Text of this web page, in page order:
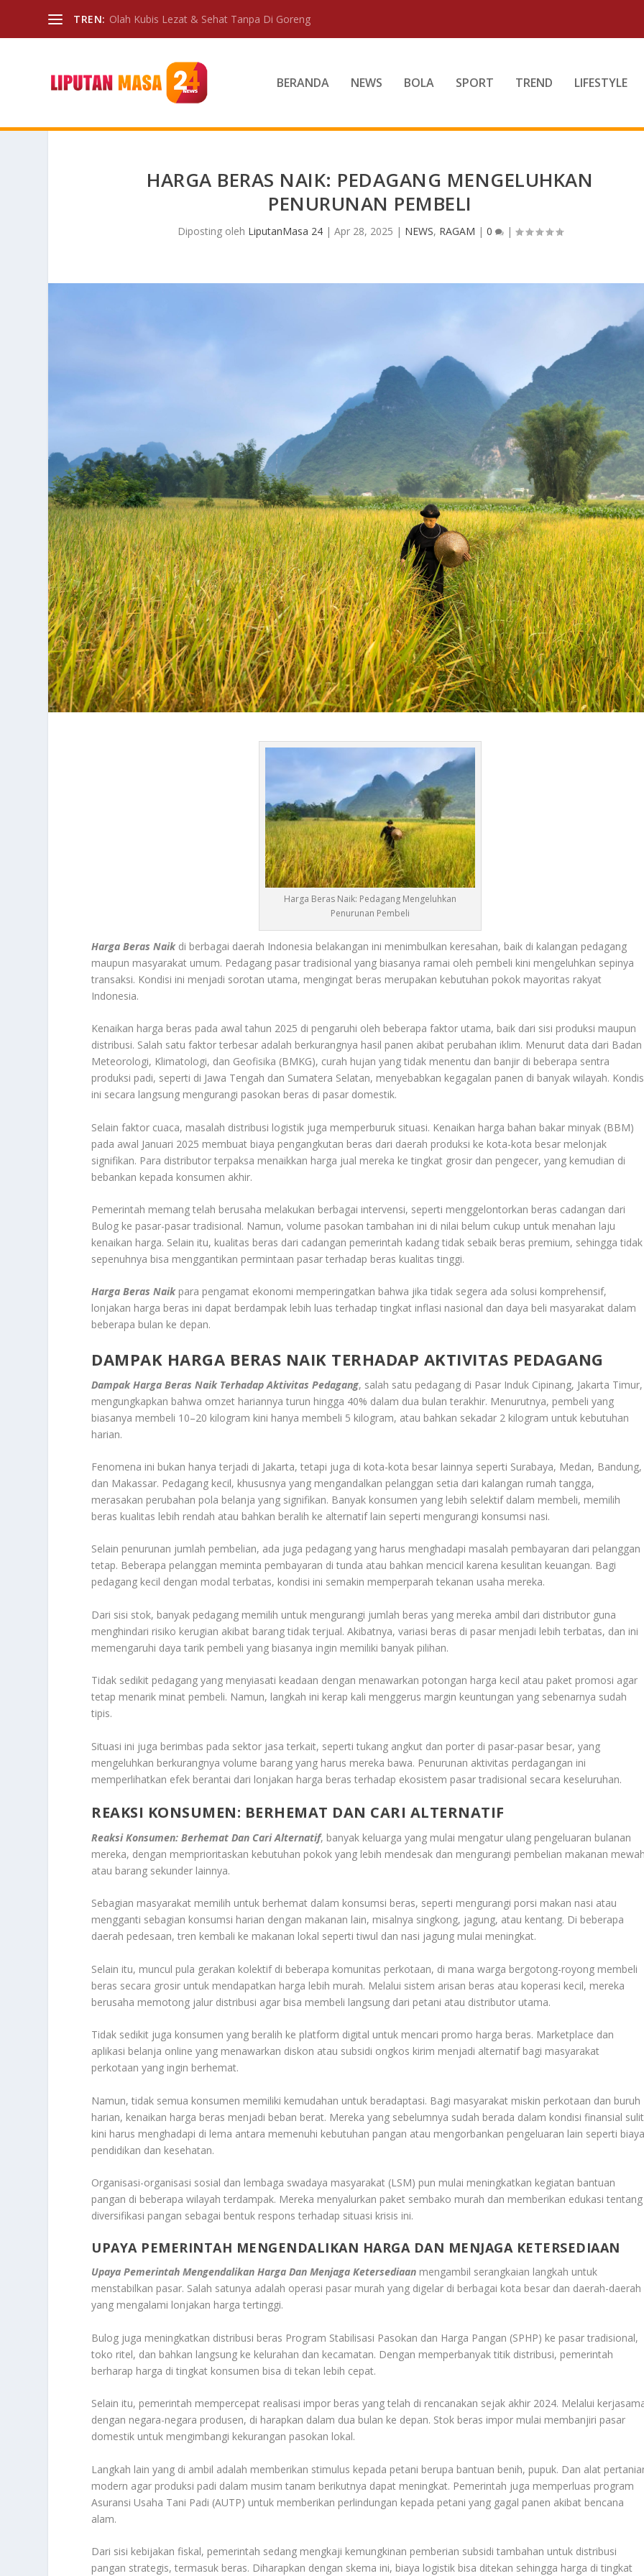
TREN: Olah Kubis Lezat & Sehat Tanpa Di Goreng
BERANDA NEWS BOLA SPORT TREND LIFESTYLE
HARGA BERAS NAIK: PEDAGANG MENGELUHKAN
PENURUNAN PEMBELI
Diposting oleh LiputanMasa 24| Apr 28, 2025 | NEWS, RAGAM | 0 |
Harga Beras Naik: Pedagang Mengeluhkan
Penurunan Pembeli
Harga Beras Naikdi berbagai daerah Indonesia belakangan ini menimbulkan keresahan, baik di kalangan pedagang
maupun masyarakat umum. Pedagang pasar tradisional yang biasanya ramai oleh pembeli kini mengeluhkan sepinya
transaksi. Kondisi ini menjadi sorotan utama, mengingat beras merupakan kebutuhan pokok mayoritas rakyat
Indonesia.
Kenaikan harga beras pada awal tahun 2025 di pengaruhi oleh beberapa faktor utama, baik dari sisi produksi maupun
distribusi. Salah satu faktor terbesar adalah berkurangnya hasil panen akibat perubahan iklim. Menurut data dari Badan
Meteorologi, Klimatologi, dan Geofisika (BMKG), curah hujan yang tidak menentu dan banjir di beberapa sentra
produksi padi, seperti di Jawa Tengah dan Sumatera Selatan, menyebabkan kegagalan panen di banyak wilayah.
ini secara langsung mengurangi pasokan beras di pasar domestik.
Selain faktor cuaca, masalah distribusi logistik juga memperburuk situasi. Kenaikan harga bahan bakar minyak (BBM)
pada awal Januari 2025 membuat biaya pengangkutan beras dari daerah produksi ke kota-kota besar melonjak
signifikan. Para distributor terpaksa menaikkan harga jual mereka ke tingkat grosir dan pengecer, yang kemudian di
bebankan kepada konsumen akhir.
Pemerintah memang telah berusaha melakukan berbagai intervensi, seperti menggelontorkan beras cadangan dari
Bulog ke pasar-pasar tradisional. Namun, volume pasokan tambahan ini di nilai belum cukup untuk menahan laju
kenaikan harga. Selain itu, kualitas beras dari cadangan pemerintah kadang tidak sebaik beras premium, sehingga tidak
sepenuhnya bisa menggantikan permintaan pasar terhadap beras kualitas tinggi.
Harga Beras Naik para pengamat ekonomi memperingatkan bahwa jika tidak segera ada solusi komprehensif,
lonjakan harga beras ini dapat berdampak lebih luas terhadap tingkat inflasi nasional dan daya beli masyarakat dalam
beberapa bulan ke depan.
DAMPAK HARGA BERAS NAIK TERHADAP AKTIVITAS PEDAGANG
Dampak Harga Beras Naik Terhadap Aktivitas Pedagang, salah satu pedagang di Pasar Induk Cipinang, Jakarta Timur,
mengungkapkan bahwa omzet hariannya turun hingga 40% dalam dua bulan terakhir. Menurutnya, pembeli yang
biasanya membeli 10–20 kilogram kini hanya membeli 5 kilogram, atau bahkan sekadar 2 kilogram untuk kebutuhan
harian.
Fenomena ini bukan hanya terjadi di Jakarta, tetapi juga di kota-kota besar lainnya seperti Surabaya, Medan, Bandung,
dan Makassar. Pedagang kecil, khususnya yang mengandalkan pelanggan setia dari kalangan rumah tangga,
merasakan perubahan pola belanja yang signifikan. Banyak konsumen yang lebih selektif dalam membeli, memilih
beras kualitas lebih rendah atau bahkan beralih ke alternatif lain seperti mengurangi konsumsi nasi.
Selain penurunan jumlah pembelian, ada juga pedagang yang harus menghadapi masalah pembayaran dari pelanggan
tetap. Beberapa pelanggan meminta pembayaran di tunda atau bahkan mencicil karena kesulitan keuangan. Bagi
pedagang kecil dengan modal terbatas, kondisi ini semakin memperparah tekanan usaha mereka.
Dari sisi stok, banyak pedagang memilih untuk mengurangi jumlah beras yang mereka ambil dari distributor guna
menghindari risiko kerugian akibat barang tidak terjual. Akibatnya, variasi beras di pasar menjadi lebih terbatas, dan ini
memengaruhi daya tarik pembeli yang biasanya ingin memiliki banyak pilihan.
Tidak sedikit pedagang yang menyiasati keadaan dengan menawarkan potongan harga kecil atau paket promosi agar
tetap menarik minat pembeli. Namun, langkah ini kerap kali menggerus margin keuntungan yang sebenarnya sudah
tipis.
Situasi ini juga berimbas pada sektor jasa terkait, seperti tukang angkut dan porter di pasar-pasar besar, yang
mengeluhkan berkurangnya volume barang yang harus mereka bawa. Penurunan aktivitas perdagangan ini
memperlihatkan efek berantai dari lonjakan harga beras terhadap ekosistem pasar tradisional secara keseluruhan.
REAKSI KONSUMEN: BERHEMAT DAN CARI ALTERNATIF
Reaksi Konsumen: Berhemat Dan Cari Alternatif, banyak keluarga yang mulai mengatur ulang pengeluaran bulanan
mereka, dengan memprioritaskan kebutuhan pokok yang lebih mendesak dan mengurangi pembelian makanan
atau barang sekunder lainnya.
Sebagian masyarakat memilih untuk berhemat dalam konsumsi beras, seperti mengurangi porsi makan nasi atau
mengganti sebagian konsumsi harian dengan makanan lain, misalnya singkong, jagung, atau kentang. Di beberapa
daerah pedesaan, tren kembali ke makanan lokal seperti tiwul dan nasi jagung mulai meningkat.
Selain itu, muncul pula gerakan kolektif di beberapa komunitas perkotaan, di mana warga bergotong-royong membeli
beras secara grosir untuk mendapatkan harga lebih murah. Melalui sistem arisan beras atau koperasi kecil, mereka
berusaha memotong jalur distribusi agar bisa membeli langsung dari petani atau distributor utama.
Tidak sedikit juga konsumen yang beralih ke platform digital untuk mencari promo harga beras. Marketplace dan
aplikasi belanja online yang menawarkan diskon atau subsidi ongkos kirim menjadi alternatif bagi masyarakat
perkotaan yang ingin berhemat.
Namun, tidak semua konsumen memiliki kemudahan untuk beradaptasi. Bagi masyarakat miskin perkotaan dan buruh
harian, kenaikan harga beras menjadi beban berat. Mereka yang sebelumnya sudah berada dalam kondisi finansial sulit
kini harus menghadapi di lema antara memenuhi kebutuhan pangan atau mengorbankan pengeluaran lain seperti
pendidikan dan kesehatan.
Organisasi-organisasi sosial dan lembaga swadaya masyarakat (LSM) pun mulai meningkatkan kegiatan bantuan
pangan di beberapa wilayah terdampak. Mereka menyalurkan paket sembako murah dan memberikan edukasi tentang
diversifikasi pangan sebagai bentuk respons terhadap situasi krisis ini.
UPAYA PEMERINTAH MENGENDALIKAN HARGA DAN MENJAGA KETERSEDIAAN
Upaya Pemerintah Mengendalikan Harga Dan Menjaga Ketersediaan mengambil serangkaian langkah untuk
menstabilkan pasar. Salah satunya adalah operasi pasar murah yang digelar di berbagai kota besar dan daerah-daerah
yang mengalami lonjakan harga tertinggi.
Bulog juga meningkatkan distribusi beras Program Stabilisasi Pasokan dan Harga Pangan (SPHP) ke pasar tradisional,
toko ritel, dan bahkan langsung ke kelurahan dan kecamatan. Dengan memperbanyak titik distribusi, pemerintah
berharap harga di tingkat konsumen bisa di tekan lebih cepat.
Selain itu, pemerintah mempercepat realisasi impor beras yang telah di rencanakan sejak akhir 2024. Melalui
dengan negara-negara produsen, di harapkan dalam dua bulan ke depan. Stok beras impor mulai membanjiri pasar
domestik untuk mengimbangi kekurangan pasokan lokal.
Langkah lain yang di ambil adalah memberikan stimulus kepada petani berupa bantuan benih, pupuk. Dan alat
modern agar produksi padi dalam musim tanam berikutnya dapat meningkat. Pemerintah juga memperluas program
Asuransi Usaha Tani Padi (AUTP) untuk memberikan perlindungan kepada petani yang gagal panen akibat bencana
alam.
Dari sisi kebijakan fiskal, pemerintah sedang mengkaji kemungkinan pemberian subsidi tambahan untuk distribusi
pangan strategis, termasuk beras. Diharapkan dengan skema ini, biaya logistik bisa ditekan sehingga harga di tingkat